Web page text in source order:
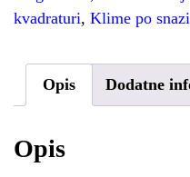
kvadraturi, Klime po snazi
Opis Dodatne
Opis